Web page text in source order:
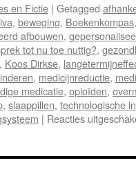
en Fictie | Getagged
, beweging, Boekenkompas
afbouwen,
tot nu toe nuttig?,
, Koos Dirkse,
, medicijnreductie,
medicatie, opioïden,
, slaappillen, technologische
| Reacties